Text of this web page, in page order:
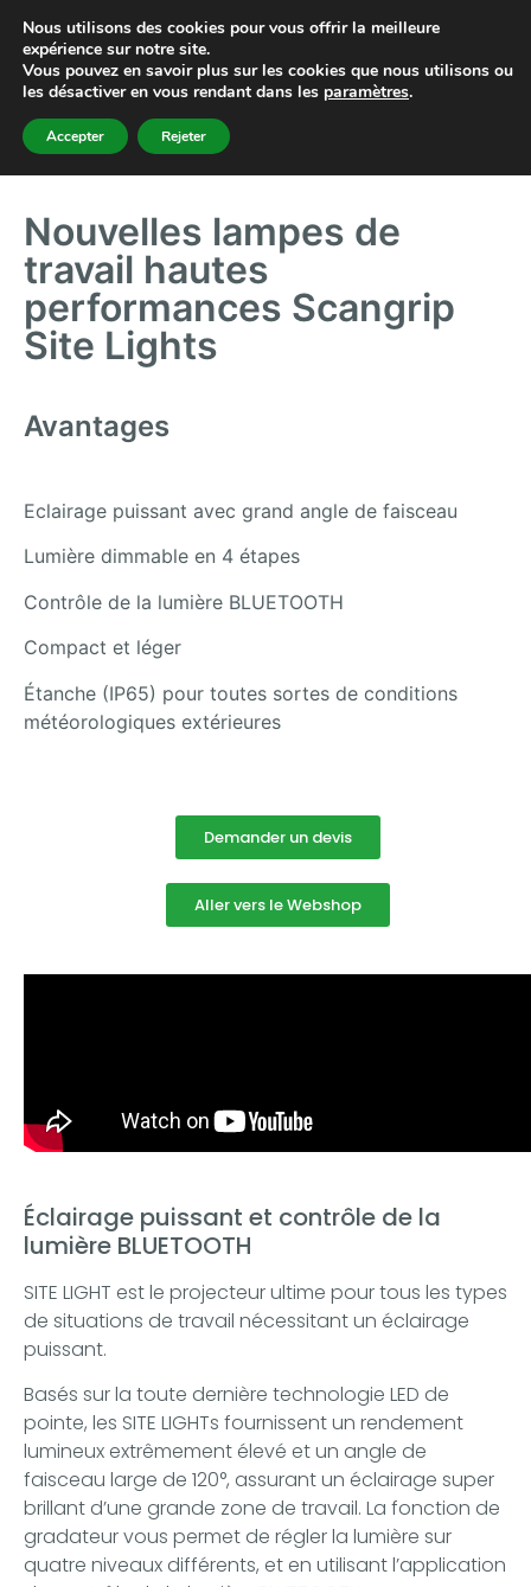
Nouvelles lampes de
travail hautes
performances Scangrip
Site Lights​
Avantages
Eclairage puissant avec grand angle de faisceau
Lumière dimmable en 4 étapes
Contrôle de la lumière BLUETOOTH
Compact et léger
Étanche (IP65) pour toutes sortes de conditions
météorologiques extérieures
Demander un devis
Aller vers le Webshop
Éclairage puissant et contrôle de la
lumière BLUETOOTH
SITE LIGHT est le projecteur ultime pour tous les types
de situations de travail nécessitant un éclairage
puissant.
Basés sur la toute dernière technologie LED de
pointe, les SITE LIGHTs fournissent un rendement
lumineux extrêmement élevé et un angle de
faisceau large de 120°, assurant un éclairage super
brillant d’une grande zone de travail. La fonction de
gradateur vous permet de régler la lumière sur
quatre niveaux différents, et en utilisant l’application
Nous utilisons des cookies pour vous offrir la meilleure
expérience sur notre site.
Vous pouvez en savoir plus sur les cookies que nous utilisons ou
les désactiver en vous rendant dans les paramètres.
Accepter Rejeter